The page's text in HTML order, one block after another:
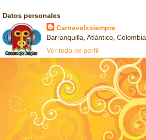
Datos personales
Carnavalxsiempre
Barranquilla, Atlántico, Colombia
Ver todo mi perfil